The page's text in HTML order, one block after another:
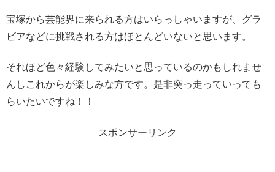
宝塚から芸能界に来られる方はいらっしゃいますが、グラ
ビアなどに挑戦される方はほとんどいないと思います。
それほど色々経験してみたいと思っているのかもしれませ
んしこれからが楽しみな方です。是非突っ走っていっても
らいたいですね！！
スポンサーリンク